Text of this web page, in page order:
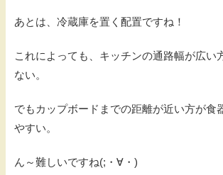
あとは、冷蔵庫を置く配置ですね！
これによっても、キッチンの通路幅が広い
ない。
でもカップボードまでの距離が近い方が食
やすい。
ん～難しいですね(;・∀・)